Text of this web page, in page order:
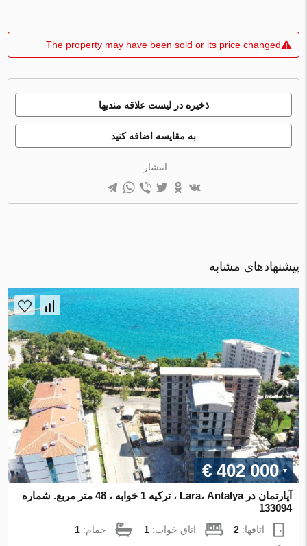
The property may have been sold or its price changed
ذخیره در لیست علاقه مندیها
به مقایسه اضافه کنید
انتشار:
پیشنهادهای مشابه
€ 402 000
آپارتمان در Lara، Antalya ، ترکیه 1 خوابه ، 48 متر مربع. شماره
133094
اتاقها:2 اتاق خواب:1 حمام:1